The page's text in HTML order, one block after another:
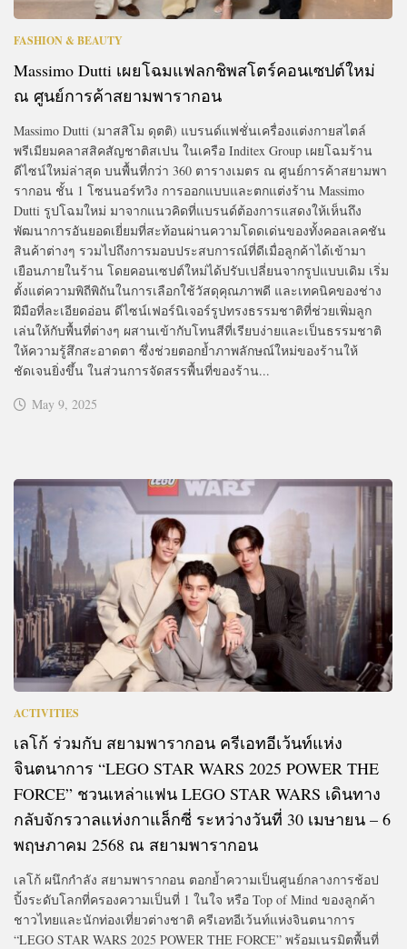
FASHION & BEAUTY
Massimo Dutti เผยโฉมแฟลกชิพสโตร์คอนเซปต์ใหม่
ณ ศูนย์การค้าสยามพารากอน
Massimo Dutti (มาสสิโม ดุตติ) แบรนด์แฟชั่นเครื่องแต่งกายสไตล์
พรีเมียมคลาสสิคสัญชาติสเปน ในเครือ Inditex Group เผยโฉมร้าน
ดีไซน์ใหม่ล่าสุด บนพื้นที่กว่า 360 ตารางเมตร ณ ศูนย์การค้าสยามพา
รากอน ชั้น 1 โซนนอร์ทวิง การออกแบบและตกแต่งร้าน Massimo
Dutti รูปโฉมใหม่ มาจากแนวคิดที่แบรนด์ต้องการแสดงให้เห็นถึง
พัฒนาการอันยอดเยี่ยมที่สะท้อนผ่านความโดดเด่นของทั้งคอลเลคชัน
สินค้าต่างๆ รวมไปถึงการมอบประสบการณ์ที่ดีเมื่อลูกค้าได้เข้ามา
เยือนภายในร้าน โดยคอนเซปต์ใหม่ได้ปรับเปลี่ยนจากรูปแบบเดิม เริ่ม
ตั้งแต่ความพิถีพิถันในการเลือกใช้วัสดุคุณภาพดี และเทคนิคของช่าง
ฝีมือที่ละเอียดอ่อน ดีไซน์เฟอร์นิเจอร์รูปทรงธรรมชาติที่ช่วยเพิ่มลูก
เล่นให้กับพื้นที่ต่างๆ ผสานเข้ากับโทนสีที่เรียบง่ายและเป็นธรรมชาติ
ให้ความรู้สึกสะอาดตา ซึ่งช่วยตอกย้ำภาพลักษณ์ใหม่ของร้านให้
ชัดเจนยิ่งขึ้น ในส่วนการจัดสรรพื้นที่ของร้าน...
May 9, 2025
ACTIVITIES
เลโก้ ร่วมกับ สยามพารากอน ครีเอทอีเว้นท์แห่ง
จินตนาการ “LEGO STAR WARS 2025 POWER THE
FORCE” ชวนเหล่าแฟน LEGO STAR WARS เดินทาง
กลับจักรวาลแห่งกาแล็กซี่ ระหว่างวันที่ 30 เมษายน – 6
พฤษภาคม 2568 ณ สยามพารากอน
เลโก้ ผนึกกำลัง สยามพารากอน ตอกย้ำความเป็นศูนย์กลางการช้อป
ปิ้งระดับโลกที่ครองความเป็นที่ 1 ในใจ หรือ Top of Mind ของลูกค้า
ชาวไทยและนักท่องเที่ยวต่างชาติ ครีเอทอีเว้นท์แห่งจินตนาการ
“LEGO STAR WARS 2025 POWER THE FORCE” พร้อมเนรมิตพื้นที่